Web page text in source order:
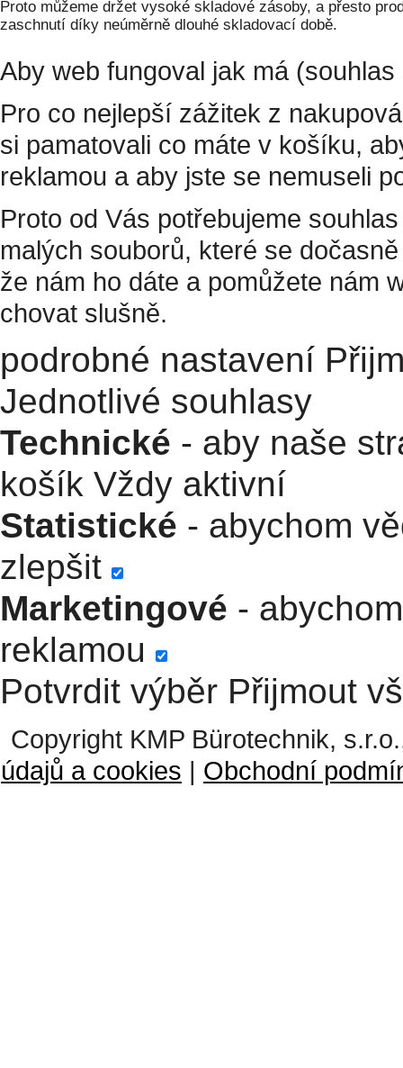
Proto můžeme držet vysoké skladové zásoby, a přesto
zaschnutí díky neúměrně dlouhé skladovací době.
Aby web fungoval jak má
Pro co nejlepší zážitek z
si pamatovali co máte v košíku,
reklamou a aby jste se nemuseli
Proto od Vás potřebujeme
malých souborů, které se
že nám ho dáte a pomůžete nám
chovat slušně.
podrobné nastavení
Jednotlivé souhlasy
Technické - aby naše
košík Vždy aktivní
Statistické - abychom
zlepšit
Marketingové -
reklamou
Potvrdit výběr Přijmout
Copyright KMP Bürotechnik,
údajů a cookies | Obchodní